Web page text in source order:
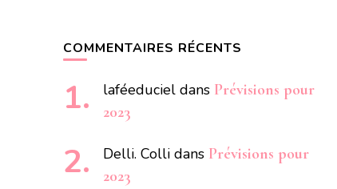
COMMENTAIRES RÉCENTS
laféeduciel dans Prévisions pour
2023
Delli. Colli dans Prévisions pour
2023